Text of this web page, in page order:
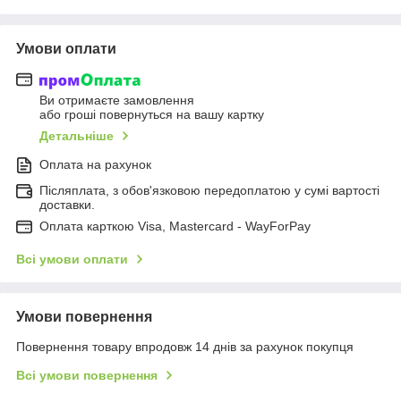
Умови оплати
Ви отримаєте замовлення
або гроші повернуться на вашу картку
Детальніше
Оплата на рахунок
Післяплата, з обов'язковою передоплатою у сумі вартості
доставки.
Оплата карткою Visa, Mastercard - WayForPay
Всі умови оплати
Умови повернення
Повернення товару впродовж 14 днів за рахунок покупця
Всі умови повернення